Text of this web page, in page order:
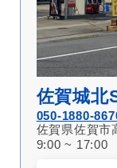
佐賀城北
050-1880-
佐賀県佐賀市
9:00 ~ 17:00